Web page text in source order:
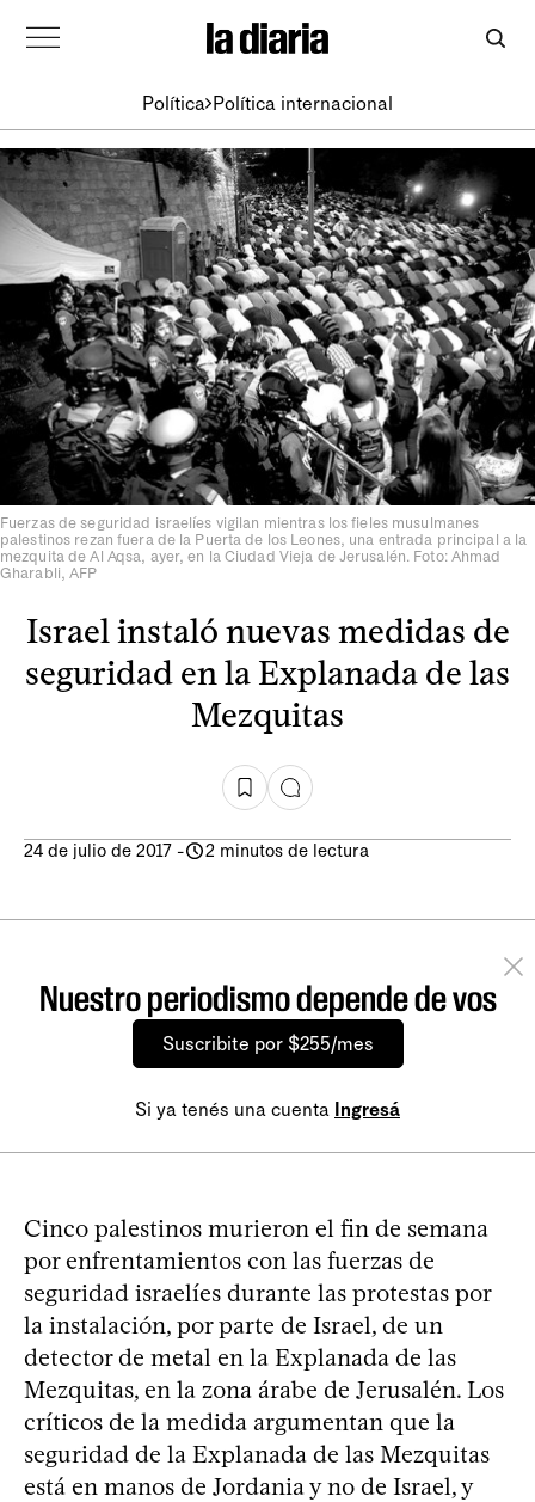
Política Política internacional
Fuerzas de seguridad israelíes vigilan mientras los fieles musulmanes
palestinos rezan fuera de la Puerta de los Leones, una entrada principal a la
mezquita de Al Aqsa, ayer, en la Ciudad Vieja de Jerusalén. Foto: Ahmad
Gharabli, AFP
Israel instaló nuevas medidas de
seguridad en la Explanada de las
Mezquitas
24 de julio de 2017 - 2 minutos de lectura
Nuestro periodismo depende de vos
Suscribite por $255/mes
Si ya tenés una cuenta Ingresá
Cinco palestinos murieron el fin de semana
por enfrentamientos con las fuerzas de
seguridad israelíes durante las protestas por
la instalación, por parte de Israel, de un
detector de metal en la Explanada de las
Mezquitas, en la zona árabe de Jerusalén. Los
críticos de la medida argumentan que la
seguridad de la Explanada de las Mezquitas
está en manos de Jordania y no de Israel, y